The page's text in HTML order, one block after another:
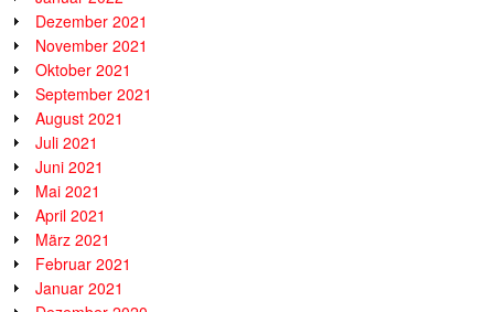
Dezember 2021
November 2021
Oktober 2021
September 2021
August 2021
Juli 2021
Juni 2021
Mai 2021
April 2021
März 2021
Februar 2021
Januar 2021